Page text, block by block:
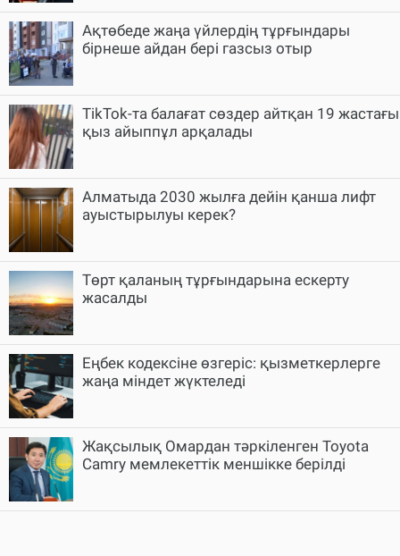
Ақтөбеде жаңа үйлердің тұрғындары
бірнеше айдан бері газсыз отыр
TikTok-та балағат сөздер айтқан 19 жастағы
қыз айыппұл арқалады
Алматыда 2030 жылға дейін қанша лифт
ауыстырылуы керек?
Төрт қаланың тұрғындарына ескерту
жасалды
Еңбек кодексіне өзгеріс: қызметкерлерге
жаңа міндет жүктеледі
Жақсылық Омардан тәркіленген Toyota
Camry мемлекеттік меншікке берілді